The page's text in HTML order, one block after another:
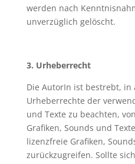
werden nach
unverzüglich gelöscht.
3. Urheberrecht
Die AutorIn ist bestrebt,
Urheberrechte der
und Texte zu beachten,
Grafiken, Sounds und
lizenzfreie Grafiken,
zurückzugreifen. Sollte